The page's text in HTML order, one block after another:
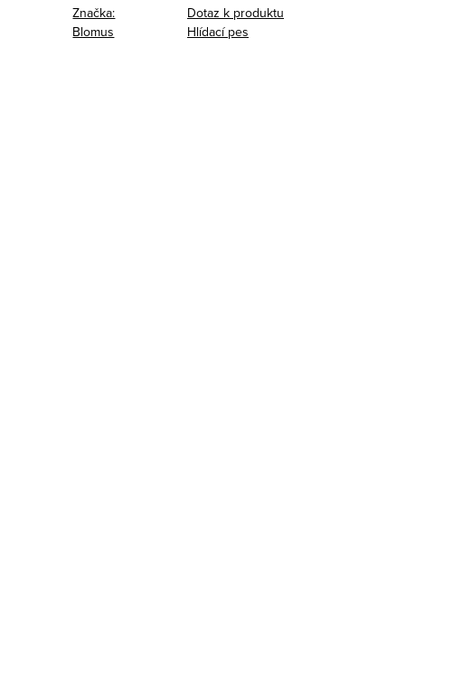
Značka:
Blomus
Dotaz k produktu
Hlídací pes